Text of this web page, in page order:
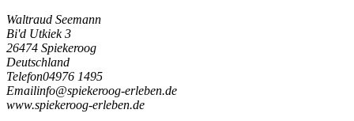
Waltraud Seemann
Bi'd Utkiek 3
26474 Spiekeroog
Deutschland
Telefon04976 1495
Emailinfo@spiekeroog-erleben.de
www.spiekeroog-erleben.de